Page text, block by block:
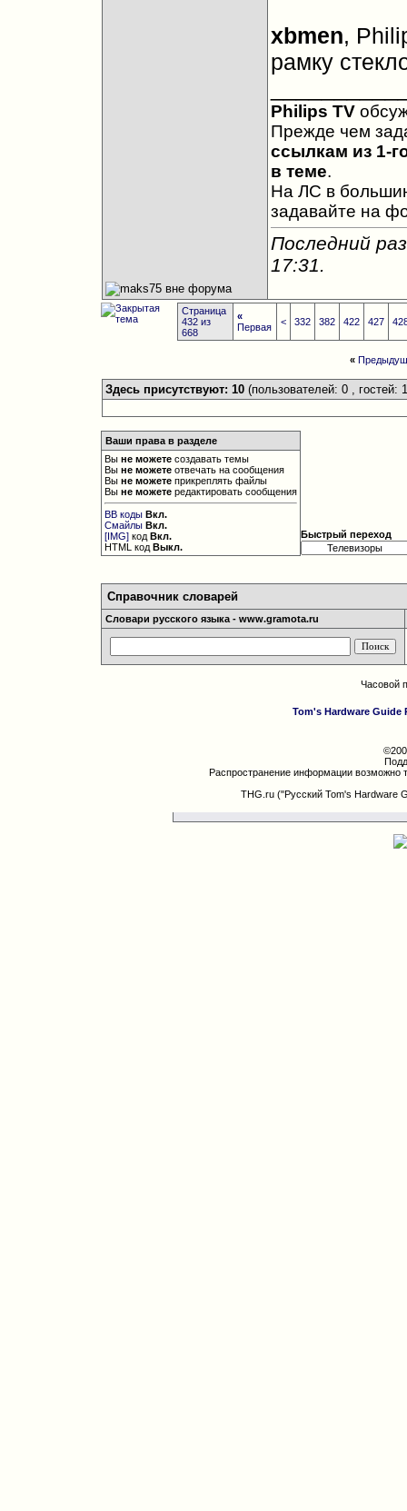
xbmen,
рамку
Philips TV
Прежде чем
ссылкам из 1-
в теме.
На ЛС в
задавайте на
Последний
17:31.
Страница
432 из
668
«
Первая
< 332 382 422 427
«
Здесь присутствуют: 10 (пользователей: 0 , гостей:
Ваши права в разделе
Выне можете создавать темы
Выне можете отвечать на сообщения
Выне можете прикреплять файлы
Выне можете редактировать сообщения
BB коды Вкл.
Смайлы Вкл.
[IMG] кодВкл.
HTML кодВыкл.
Быстрый переход
Справочник словарей
Словари русского языка - www.gramota.ru
Часовой
Tom's Hardware Guide
Распространение информации возможно
THG.ru ("Русский Tom's Hardware